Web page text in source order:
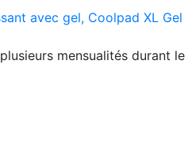
avec gel, Coolpad XL Gel
mensualités durant le